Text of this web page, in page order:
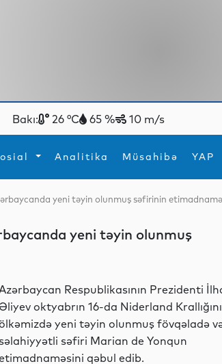
Bakı: 26 °C 65 % 10 m/s
Analitika Müsahibə YAP
Yeni texnologiyalar
yeni təyin olunmuş səfirinin
yeni təyin olunmuş
Respublikasının Prezidenti
Əliyev oktyabrın 16-da Niderland
yeni təyin olunmuş fövqəladə
səlahiyyətli səfiri Marian de Yonqun
qəbul edib.